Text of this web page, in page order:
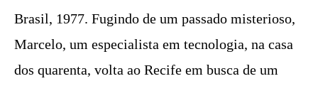
Brasil, 1977. Fugindo de um passado misterioso,
Marcelo, um especialista em tecnologia, na casa
dos quarenta, volta ao Recife em busca de um